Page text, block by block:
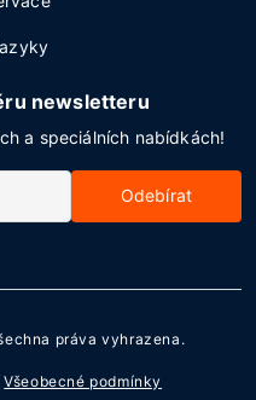
newsletteru
a speciálních nabídkách!
Odebírat
práva vyhrazena.
Všeobecné podmínky